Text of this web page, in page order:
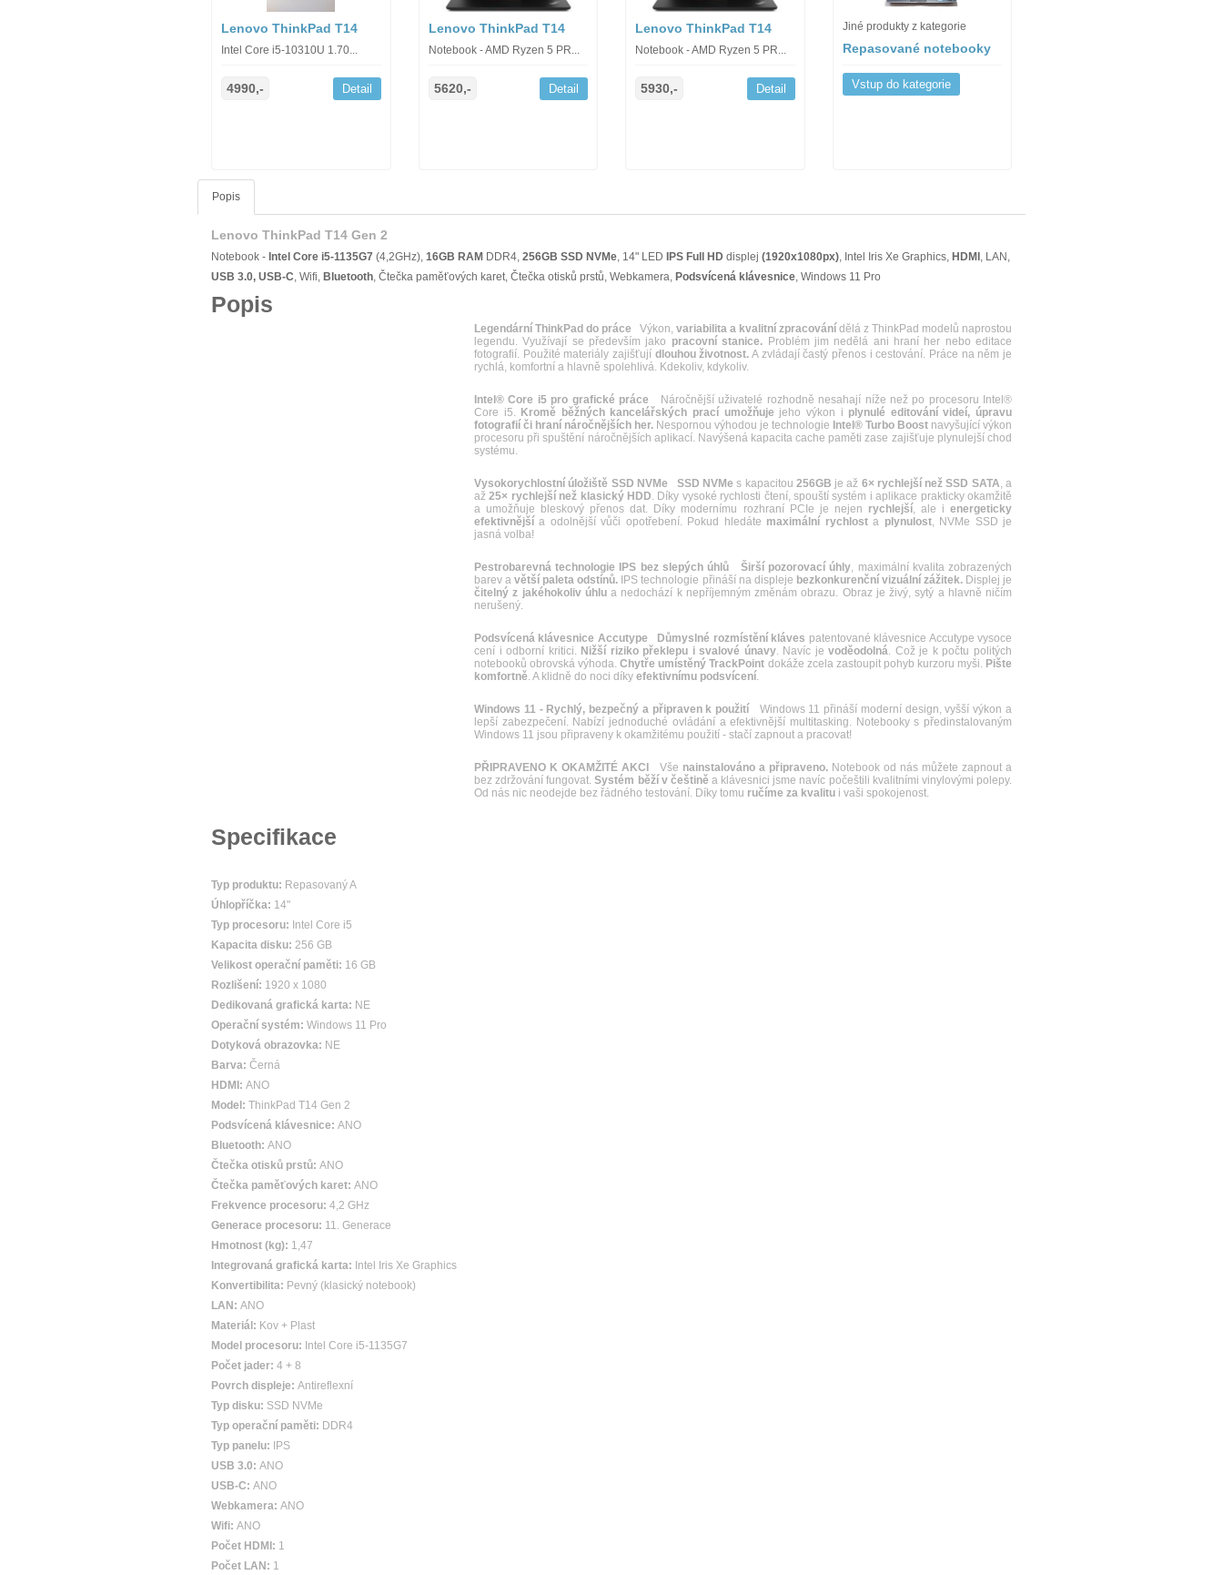
Lenovo ThinkPad T14
Intel Core i5-10310U 1.70...
4990,- Detail
Lenovo ThinkPad T14
Notebook - AMD Ryzen 5 PR...
5620,- Detail
Lenovo ThinkPad T14
Notebook - AMD Ryzen 5 PR...
5930,- Detail
Jiné produkty z kategorie
Repasované notebooky
Vstup do kategorie
Popis
Lenovo ThinkPad T14 Gen 2
Notebook - Intel Core i5-1135G7 (4,2GHz), 16GB RAM DDR4, 256GB SSD NVMe, 14" LED IPS Full HD displej (1920x1080px), Intel Iris Xe Graphics, HDMI , LAN,
USB 3.0, USB-C, Wifi, Bluetooth, Čtečka paměťových karet, Čtečka otisků prstů, Webkamera, Podsvícená klávesnice, Windows 11 Pro
Popis
Legendární ThinkPad do práce Výkon, variabilita a kvalitní zpracování dělá z ThinkPad modelů naprostou
legendu. Využívají se především jako pracovní stanice. Problém jim nedělá ani hraní her nebo editace
fotografií. Použité materiály zajišťují dlouhou životnost. A zvládají častý přenos i cestování. Práce na něm je
rychlá, komfortní a hlavně spolehlivá. Kdekoliv, kdykoliv.
Intel® Core i5 pro grafické práce Náročnější uživatelé rozhodně nesahají níže než po procesoru Intel®
Core i5. Kromě běžných kancelářských prací umožňuje jeho výkon i plynulé editování videí, úpravu
fotografií či hraní náročnějších her. Nespornou výhodou je technologie Intel® Turbo Boost navyšující výkon
procesoru při spuštění náročnějších aplikací. Navýšená kapacita cache paměti zase zajišťuje plynulejší chod
systému.
Vysokorychlostní úložiště SSD NVMe SSD NVMe s kapacitou 256GB je až 6× rychlejší než SSD SATA, a
až25× rychlejší než klasický HDD. Díky vysoké rychlosti čtení, spouští systém i aplikace prakticky okamžitě
a umožňuje bleskový přenos dat. Díky modernímu rozhraní PCIe je nejen rychlejší, ale ienergeticky
efektivnější a odolnější vůči opotřebení. Pokud hledáte maximální rychlosta plynulost, NVMe SSD je
jasná volba!
Pestrobarevná technologie IPS bez slepých úhlů Širší pozorovací úhly, maximální kvalita zobrazených
barev avětší paleta odstínů. IPS technologie přináší na displeje bezkonkurenční vizuální zážitek.Displej je
čitelný z jakéhokoliv úhlua nedochází k nepříjemným změnám obrazu. Obraz je živý, sytý a hlavně ničím
nerušený.
Podsvícená klávesnice Accutype Důmyslné rozmístění kláves patentované klávesnice Accutype vysoce
cení i odborní kritici. Nižší riziko překlepu i svalové únavy. Navíc jevoděodolná. Což je k počtu politých
notebooků obrovská výhoda.Chytře umístěný TrackPoint dokáže zcela zastoupit pohyb kurzoru myši. Pište
komfortně. A klidně do noci díky efektivnímu podsvícení.
Windows 11 - Rychlý, bezpečný a připraven k použití Windows 11 přináší moderní design, vyšší výkon a
lepší zabezpečení. Nabízí jednoduché ovládání a efektivnější multitasking. Notebooky s předinstalovaným
Windows 11 jsou připraveny k okamžitému použití - stačí zapnout a pracovat!
PŘIPRAVENO K OKAMŽITÉ AKCI Vše nainstalováno a připraveno. Notebook od nás můžete zapnout a
bez zdržování fungovat.Systém běží v češtině a klávesnici jsme navíc počeštili kvalitními vinylovými polepy.
Od nás nic neodejde bez řádného testování. Díky tomu ručíme za kvalitu i vaši spokojenost.
Specifikace
Typ produktu: Repasovaný A
Úhlopříčka: 14"
Typ procesoru: Intel Core i5
Kapacita disku: 256 GB
Velikost operační paměti: 16 GB
Rozlišení: 1920 x 1080
Dedikovaná grafická karta: NE
Operační systém: Windows 11 Pro
Dotyková obrazovka: NE
Barva: Černá
HDMI: ANO
Model: ThinkPad T14 Gen 2
Podsvícená klávesnice: ANO
Bluetooth: ANO
Čtečka otisků prstů: ANO
Čtečka paměťových karet: ANO
Frekvence procesoru: 4,2 GHz
Generace procesoru: 11. Generace
Hmotnost (kg): 1,47
Integrovaná grafická karta: Intel Iris Xe Graphics
Konvertibilita: Pevný (klasický notebook)
LAN: ANO
Materiál: Kov + Plast
Model procesoru: Intel Core i5-1135G7
Počet jader: 4 + 8
Povrch displeje: Antireflexní
Typ disku: SSD NVMe
Typ operační paměti: DDR4
Typ panelu:
IPS
USB 3.0: ANO
USB-C: ANO
Webkamera: ANO
Wifi: ANO
Počet HDMI: 1
Počet LAN: 1